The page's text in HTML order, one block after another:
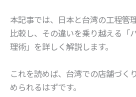
本記事では、日本と台湾の工程管
比較し、その違いを乗り越える「
理術」を詳しく解説します。
これを読めば、台湾での店舗づく
められるはずです。